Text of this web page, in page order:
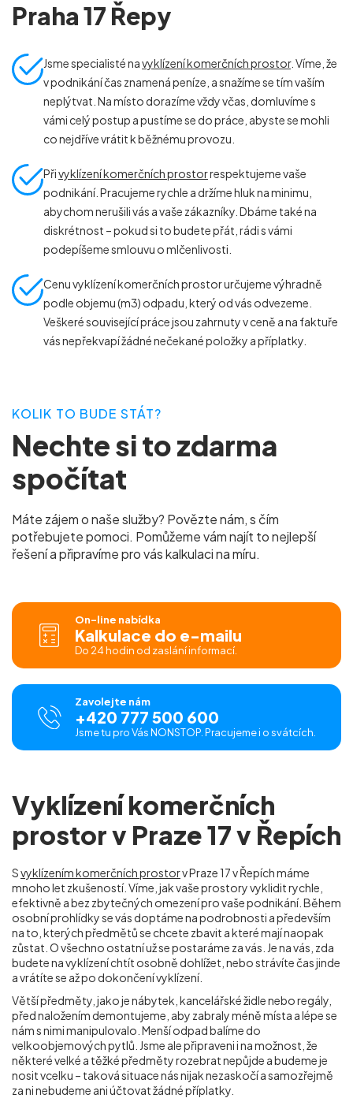
Praha 17 Řepy
Jsme specialisté navyklízení komerčních prostor. Víme, že
v podnikání čas znamená peníze, a snažíme se tím vaším
neplýtvat. Na místo dorazíme vždy včas, domluvíme s
vámi celý postup a pustíme se do práce, abyste se mohli
co nejdříve vrátit k běžnému provozu.
Přivyklízení komerčních prostorrespektujeme vaše
podnikání. Pracujeme rychle a držíme hluk na minimu,
abychom nerušili vás a vaše zákazníky. Dbáme také na
diskrétnost – pokud si to budete přát, rádi s vámi
podepíšeme smlouvu o mlčenlivosti.
Cenu vyklízení komerčních prostor určujeme výhradně
podle objemu (m3) odpadu, který od vás odvezeme.
Veškeré související práce jsou zahrnuty v ceně a na faktuře
vás nepřekvapí žádné nečekané položky a příplatky.
KOLIK TO BUDE STÁT?
Nechte si to zdarma
spočítat
Máte zájem o naše služby? Povězte nám, s čím
potřebujete pomoci. Pomůžeme vám najít to nejlepší
řešení a připravíme pro vás kalkulaci na míru.
On-line nabídka
Kalkulace do e-mailu
Do 24 hodin od zaslání informací.
Zavolejte nám
+420 777 500 600
Jsme tu pro Vás NONSTOP. Pracujeme i o svátcích.
Vyklízení komerčních
prostor v Praze 17 v Řepích
Svyklízením komerčních prostorv Praze 17 v Řepích máme
mnoho let zkušeností. Víme, jak vaše prostory vyklidit rychle,
efektivně a bez zbytečných omezení pro vaše podnikání. Během
osobní prohlídky se vás doptáme na podrobnosti a především
na to, kterých předmětů se chcete zbavit a které mají naopak
zůstat. O všechno ostatní už se postaráme za vás. Je na vás, zda
budete na vyklízení chtít osobně dohlížet, nebo strávíte čas jinde
a vrátíte se až po dokončení vyklízení.
Větší předměty, jako je nábytek, kancelářské židle nebo regály,
před naložením demontujeme, aby zabraly méně místa a lépe se
nám s nimi manipulovalo. Menší odpad balíme do
velkoobjemových pytlů. Jsme ale připraveni i na možnost, že
některé velké a těžké předměty rozebrat nepůjde a budeme je
nosit vcelku – taková situace nás nijak nezaskočí a samozřejmě
za ni nebudeme ani účtovat žádné příplatky.